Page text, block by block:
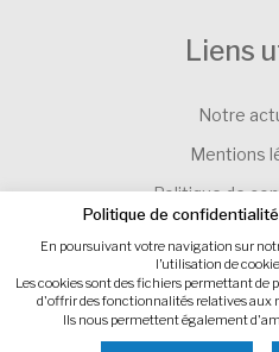
Liens
Notre
Mentions
Politique de
Gestion des
Site internet :
Politique de
En poursuivant votre navigation sur
l’utilisation de
Les cookies sont des fichiers permettant de
d'offrir des fonctionnalités relatives aux
Ils nous permettent également